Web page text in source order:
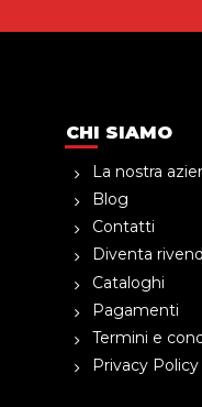
CHI SIAMO
La nostra
Blog
Contatti
Diventa
Cataloghi
Pagamenti
Termini e
Privacy Policy